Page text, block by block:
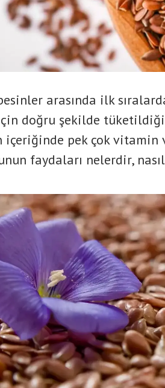
arasında ilk
doğru şekilde
içeriğinde pek çok vitamin
faydaları nelerdir,